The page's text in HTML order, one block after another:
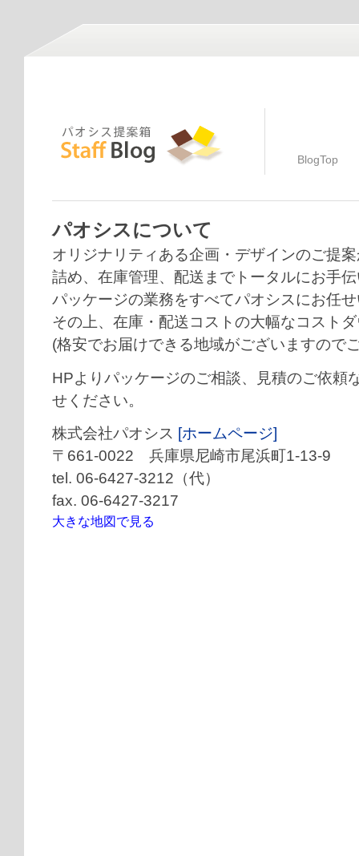
BlogTop
パオシスについて
オリジナリティある企画・デザインのご提
詰め、在庫管理、配送までトータルにお手
パッケージの業務をすべてパオシスにお任
その上、在庫・配送コストの大幅なコスト
(格安でお届けできる地域がございますので
HPよりパッケージのご相談、見積のご依頼
せください。
株式会社パオシス [ホームページ]
〒661-0022 兵庫県尼崎市尾浜町1-13-9
tel. 06-6427-3212（代）
fax. 06-6427-3217
大きな地図で見る